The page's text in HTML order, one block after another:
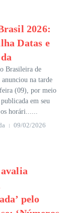
2026:
Datas e
Brasileira de
na tarde
feira (09), por meio
em seu
os horári......
09/02/2026
pelo